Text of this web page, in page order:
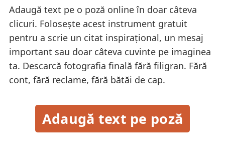
Adaugă text pe o poză online în doar câteva
clicuri. Folosește acest instrument gratuit
pentru a scrie un citat inspirațional, un mesaj
important sau doar câteva cuvinte pe imaginea
ta. Descarcă fotografia finală fără filigran. Fără
cont, fără reclame, fără bătăi de cap.
Adaugă text pe poză